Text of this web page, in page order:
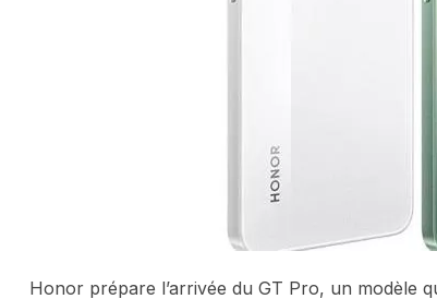
Honor prépare l’arrivée du GT Pro, un modèle